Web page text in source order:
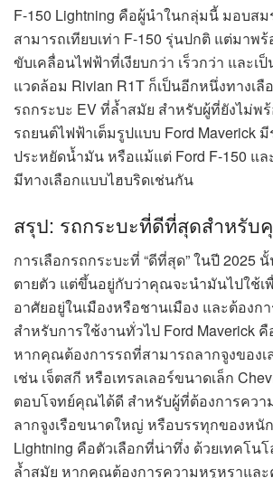
F-150 Lightning คือผู้นำในกลุ่มนี้ มอบส
สามารถเทียบเท่า F-150 รุ่นปกติ แต่มาพ
ขับเคลื่อนไฟฟ้าที่เงียบกว่า เร็วกว่า และเ
แวดล้อม Rivian R1T ก็เป็นอีกหนึ่งทางเ
รถกระบะ EV ที่ล้ำสมัย สำหรับผู้ที่ยังไม่พ
รถยนต์ไฟฟ้าเต็มรูปแบบ Ford Maverick
ประหยัดน้ำมัน หรือแม้แต่ Ford F-150 แล
มีทางเลือกแบบไฮบริดเช่นกัน
สรุป: รถกระบะที่ดีที่สุดสำหรับ
การเลือกรถกระบะที่ “ดีที่สุด” ในปี 2025
ตายตัว แต่ขึ้นอยู่กับว่าคุณจะนำมันไปใช้
อาศัยอยู่ในเมืองหรือชานเมือง และต้องก
สำหรับการใช้งานทั่วไป Ford Maverick
หากคุณต้องการรถที่สามารถลากจูงของเ
เช่น เจ็ตสกี หรือเทรลเลอร์ขนาดเล็ก
ตอบโจทย์คุณได้ดี สำหรับผู้ที่ต้องการควา
ลากจูงเรือขนาดใหญ่ หรือบรรทุกของหนัก
Lightning คือตัวเลือกที่น่าทึ่ง ด้วยเทคโน
ล้ำสมัย หากคุณต้องการความหรูหราและ